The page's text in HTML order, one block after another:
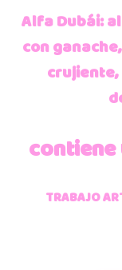
Alfa Dubái:
con
contiene
TRABAJO